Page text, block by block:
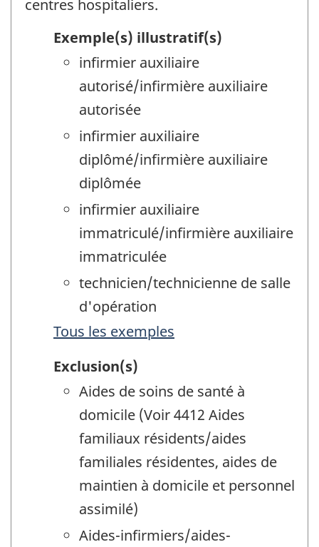
centres hospitaliers.
Exemple(s) illustratif(s)
infirmier auxiliaire
autorisé/infirmière auxiliaire
autorisée
infirmier auxiliaire
diplômé/infirmière auxiliaire
diplômée
infirmier auxiliaire
immatriculé/infirmière auxiliaire
immatriculée
technicien/technicienne de salle
d'opération
Tous les exemples
Exclusion(s)
Aides de soins de santé à
domicile (Voir 4412 Aides
familiaux résidents/aides
familiales résidentes, aides de
maintien à domicile et personnel
assimilé)
Aides-infirmiers/aides-